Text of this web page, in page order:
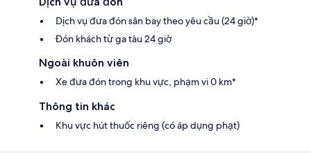
Dịch vụ đưa đón sân bay theo yêu cầu (24 giờ)*
Đón khách từ ga tàu 24 giờ
Ngoài khuôn viên
Xe đưa đón trong khu vực, phạm vi 0 km*
Thông tin khác
Khu vực hút thuốc riêng (có áp dụng phạt)